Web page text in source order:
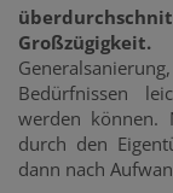
Bedürfnissen
werden können.
durch den
dann nach